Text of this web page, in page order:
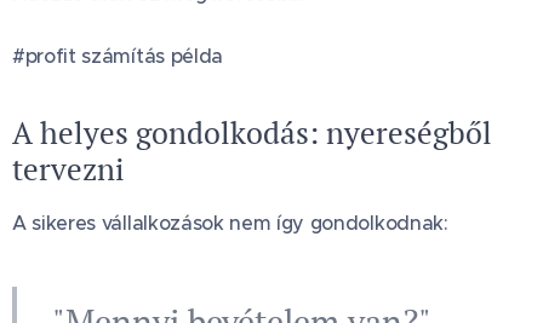
#profit számítás példa
A helyes gondolkodás: nyereségből
tervezni
A sikeres vállalkozások nem így gondolkodnak: